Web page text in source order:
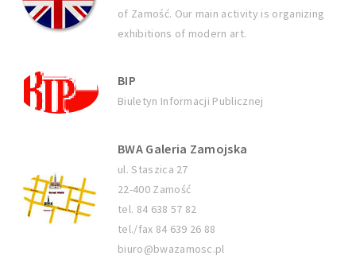
of Zamość. Our main activity is organizing
exhibitions of modern art.
BIP
Biuletyn Informacji Publicznej
BWA Galeria Zamojska
ul. Staszica 27
22-400 Zamość
tel. 84 638 57 82
tel./fax 84 639 26 88
biuro@bwazamosc.pl